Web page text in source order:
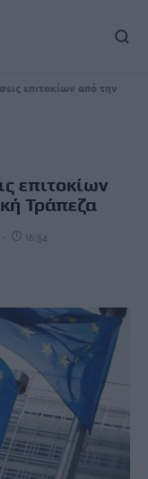
επιτοκίων από την
επιτοκίων
Τράπεζα
16:54